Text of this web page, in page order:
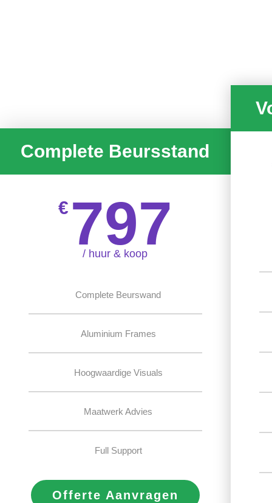
Complete Beursstand
€ 797
/ huur & koop
Complete Beurswand
Aluminium Frames
Hoogwaardige Visuals
Maatwerk Advies
Full Support
Offerte Aanvragen